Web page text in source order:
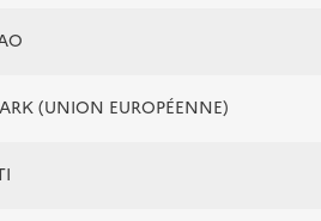
(UNION EUROPÉENNE)